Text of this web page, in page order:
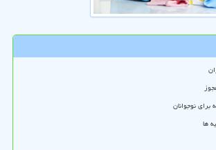
نوجوانان
ها